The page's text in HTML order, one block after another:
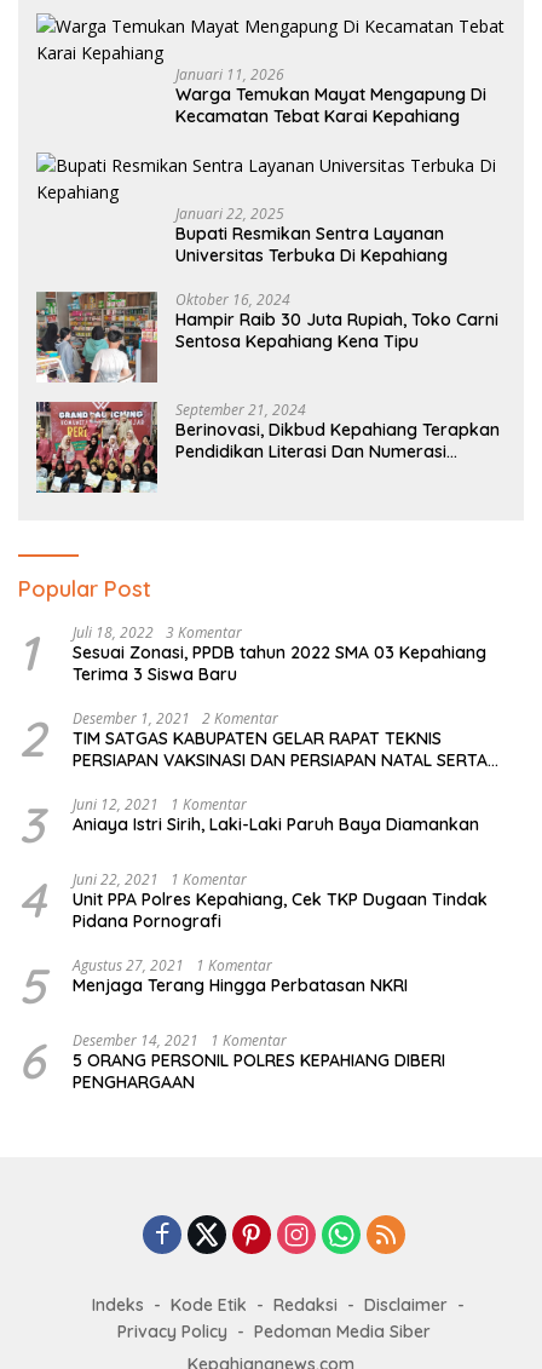
Januari 11, 2026
Warga Temukan Mayat Mengapung Di
Kecamatan Tebat Karai Kepahiang
Januari 22, 2025
Bupati Resmikan Sentra Layanan
Universitas Terbuka Di Kepahiang
Oktober 16, 2024
Hampir Raib 30 Juta Rupiah, Toko Carni
Sentosa Kepahiang Kena Tipu
September 21, 2024
Berinovasi, Dikbud Kepahiang Terapkan
Pendidikan Literasi Dan Numerasi
Popular Post
1 Juli 18, 2022 3 Komentar
Sesuai Zonasi, PPDB tahun 2022 SMA 03 Kepahiang
Terima 3 Siswa Baru
2 Desember 1, 2021 2 Komentar
TIM SATGAS KABUPATEN GELAR RAPAT TEKNIS
PERSIAPAN VAKSINASI DAN PERSIAPAN NATAL SERTA
3 Juni 12, 2021 1 Komentar
Aniaya Istri Sirih, Laki-Laki Paruh Baya Diamankan
4 Juni 22, 2021 1 Komentar
Unit PPA Polres Kepahiang, Cek TKP Dugaan Tindak
Pidana Pornografi
5 Agustus 27, 2021 1 Komentar
Menjaga Terang Hingga Perbatasan NKRI
6 Desember 14, 2021 1 Komentar
5 ORANG PERSONIL POLRES KEPAHIANG DIBERI
PENGHARGAAN
Indeks Kode Etik Redaksi
Disclaimer
Privacy Policy
Pedoman Media Siber